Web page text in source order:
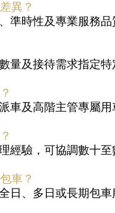
異？
準時性及專業服務
量及接待需求指定
車及高階主管專屬
經驗，可協調數十
車？
日、多日或長期包